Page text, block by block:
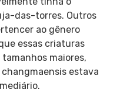
das-torres. Outros
ao gênero
essas criaturas
maiores,
estava